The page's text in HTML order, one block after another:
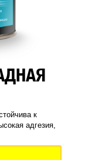
к
адгезия,